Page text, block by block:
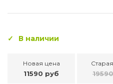
В наличии
Новая цена
11590 руб